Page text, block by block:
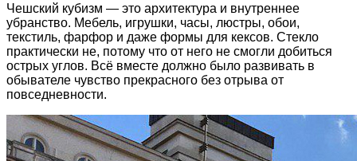
Чешский кубизм — это архитектура и внутреннее
убранство. Мебель, игрушки, часы, люстры, обои,
текстиль, фарфор и даже формы для кексов. Стекло
практически не, потому что от него не смогли добиться
острых углов. Всё вместе должно было развивать в
обывателе чувство прекрасного без отрыва от
повседневности.